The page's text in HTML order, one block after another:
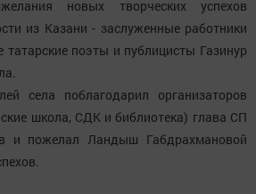
новых творческих успехов
из Казани - заслуженные работники
татарские поэты и публицисты Газинур
села поблагодарил организаторов
школа, СДК и библиотека) глава СП
и пожелал Ландыш Габдрахмановой